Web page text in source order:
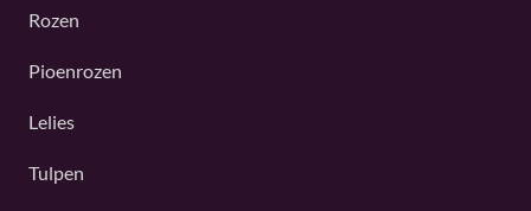
Rozen
Pioenrozen
Lelies
Tulpen